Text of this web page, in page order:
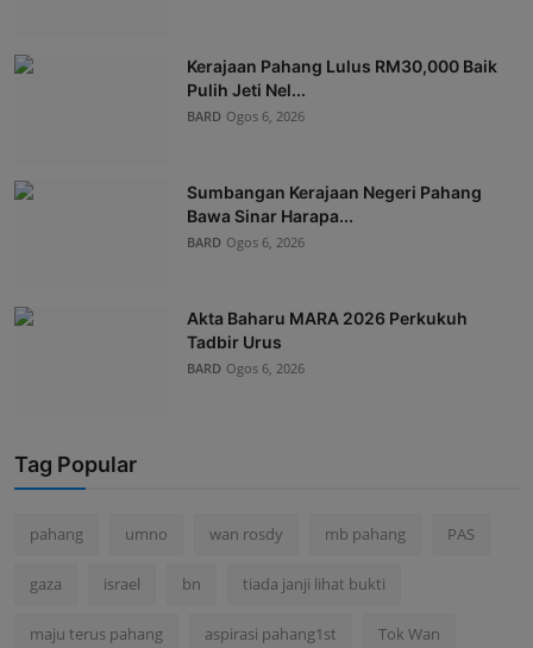
Kerajaan Pahang Lulus RM30,000 Baik
Pulih Jeti Nel...
BARD Ogos 6, 2026
Sumbangan Kerajaan Negeri Pahang
Bawa Sinar Harapa...
BARD Ogos 6, 2026
Akta Baharu MARA 2026 Perkukuh
Tadbir Urus
BARD Ogos 6, 2026
Tag Popular
pahang umno wan rosdy mb pahang PAS
gaza israel bn tiada janji lihat bukti
maju terus pahang aspirasi pahang1st Tok Wan